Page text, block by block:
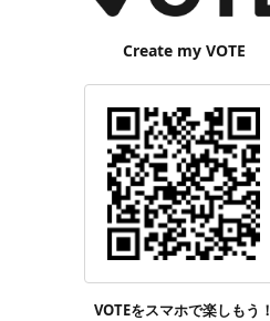
Create my VOTE
VOTEをスマホで楽しもう！